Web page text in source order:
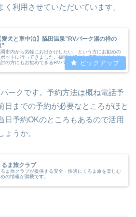
く利用させていただいています。
愛犬と車中泊】脇田温泉”RVパーク湯の禅の
”
市内から気軽にお出かけしたい、という方にお勧めの
ポットに行ってきました。福岡を経由して車中泊旅をご
の方にもお勧めできるRVパークです。湯の禅の里で
犬と遊ぶ＆ぱぱとままも満喫してきましたのでご紹介し
。脇田温泉郷は福岡市内から車...
ークです。予約方法は概ね電話予
日までの予約が必要なところがほと
日予約OKのところもあるので活用
ょうか。
るま旅クラブ
るま旅クラブが提供する安全・快適にくるま旅を楽しむ
の情報が満載です。